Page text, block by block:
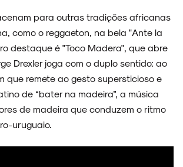
para outras tradições africanas
como o reggaeton, na bela "Ante la
destaque é "Toco Madera", que abre
Drexler joga com o duplo sentido: ao
que remete ao gesto supersticioso e
de “bater na madeira”, a música
de madeira que conduzem o ritmo
uruguaio.